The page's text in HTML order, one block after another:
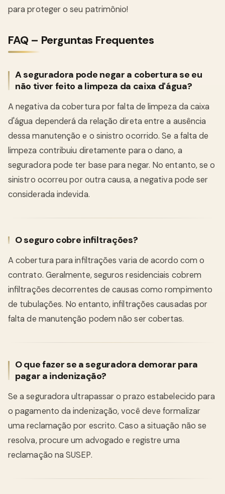
para proteger o seu patrimônio!
FAQ – Perguntas Frequentes
A seguradora pode negar a cobertura se eu
não tiver feito a limpeza da caixa d'água?
A negativa da cobertura por falta de limpeza da caixa
d'água dependerá da relação direta entre a ausência
dessa manutenção e o sinistro ocorrido. Se a falta de
limpeza contribuiu diretamente para o dano, a
seguradora pode ter base para negar. No entanto, se o
sinistro ocorreu por outra causa, a negativa pode ser
considerada indevida.
O seguro cobre infiltrações?
A cobertura para infiltrações varia de acordo com o
contrato. Geralmente, seguros residenciais cobrem
infiltrações decorrentes de causas como rompimento
de tubulações. No entanto, infiltrações causadas por
falta de manutenção podem não ser cobertas.
O que fazer se a seguradora demorar para
pagar a indenização?
Se a seguradora ultrapassar o prazo estabelecido para
o pagamento da indenização, você deve formalizar
uma reclamação por escrito. Caso a situação não se
resolva, procure um advogado e registre uma
reclamação na SUSEP.